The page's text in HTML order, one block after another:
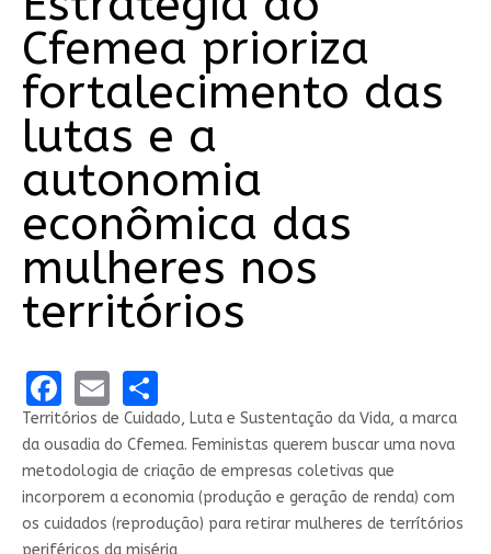
Cfemea prioriza
fortalecimento das
lutas e a
autonomia
econômica das
mulheres nos
territórios
Facebook
EmailShare
Territórios de Cuidado, Luta e Sustentação da Vida, a marca
da ousadia do Cfemea. Feministas querem buscar uma nova
metodologia de criação de empresas coletivas que
incorporem a economia (produção e geração de renda) com
os cuidados (reprodução) para retirar mulheres de terrítórios
periféricos da miséria